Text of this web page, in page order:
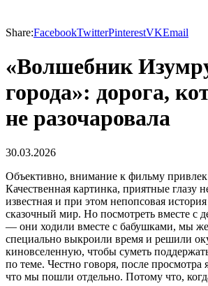
Share:FacebookTwitterPinterestVKEmail
«Волшебник
города»: дорога,
не разочаровала
30.03.2026
Объективно, внимание к фильму привлек
Качественная картинка, приятные глазу
известная и при этом непопсовая
сказочный мир. Но посмотреть вместе с
— они ходили вместе с бабушками, мы
специально выкроили время и решили
киновселенную, чтобы суметь
по теме. Честно говоря, после просмотра
что мы пошли отдельно. Потому что,